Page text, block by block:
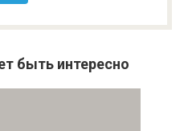
быть интересно